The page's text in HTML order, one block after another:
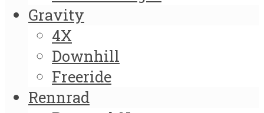
Gravity
4X
Downhill
Freeride
Rennrad